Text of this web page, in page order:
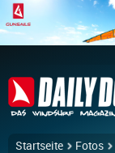
Startseite Fotos